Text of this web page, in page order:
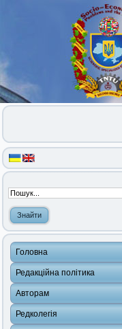
Головна
Редакційна політика
Авторам
Редколегія